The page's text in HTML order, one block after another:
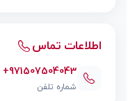
اطلاعات تماس
+971507504043
شماره تلفن